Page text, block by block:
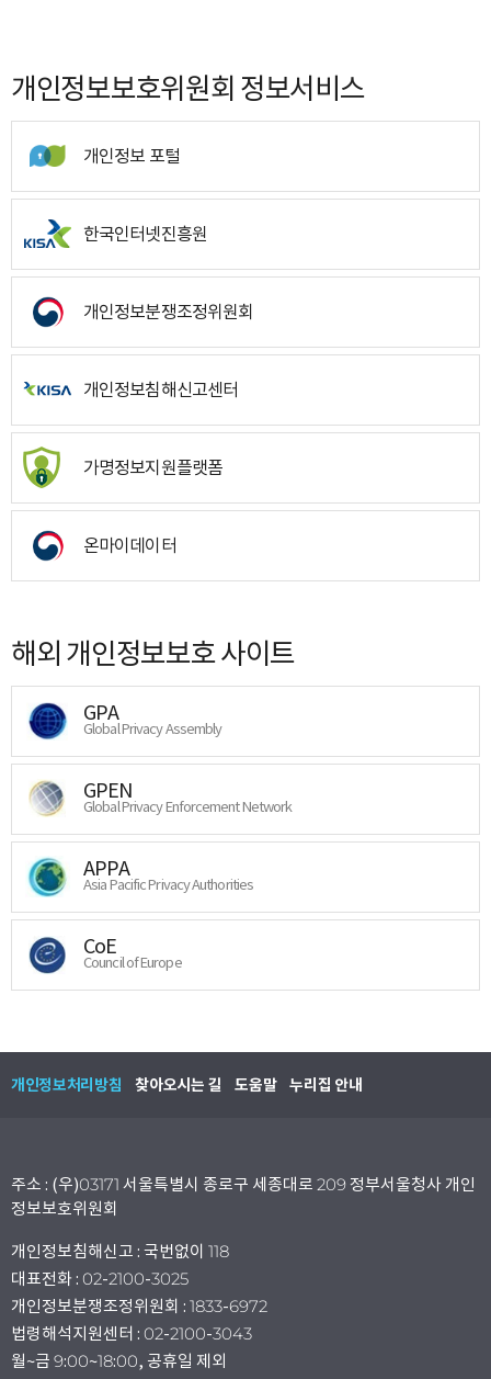
개인정보보호위원회 정보서비스
개인정보 포털
한국인터넷진흥원
개인정보분쟁조정위원회
개인정보침해신고센터
가명정보지원플랫폼
온마이데이터
해외 개인정보보호 사이트
GPA
Global Privacy Assembly
GPEN
Global Privacy Enforcement Network
APPA
Asia Pacific Privacy Authorities
CoE
Council of Europe
개인정보처리방침 찾아오시는 길 도움말 누리집 안내
주소 : (우)03171 서울특별시 종로구 세종대로 209 정부서울청사 개인
정보보호위원회
개인정보침해신고 : 국번없이 118
대표전화 : 02-2100-3025
개인정보분쟁조정위원회 : 1833-6972
법령해석지원센터 : 02-2100-3043
월~금 9:00~18:00, 공휴일 제외